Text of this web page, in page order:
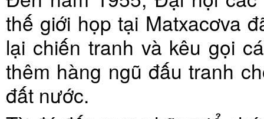
thế giới họp tại Matxacơva
lại chiến tranh và kêu gọi
thêm hàng ngũ đấu tranh
đất nước.